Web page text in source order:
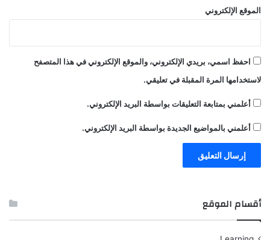
الموقع الإلكتروني
احفظ اسمي، بريدي الإلكتروني، والموقع الإلكتروني في هذا المتصفح
لاستخدامها المرة المقبلة في تعليقي.
أعلمني بمتابعة التعليقات بواسطة البريد الإلكتروني.
أعلمني بالمواضيع الجديدة بواسطة البريد الإلكتروني.
أقسام الموقع